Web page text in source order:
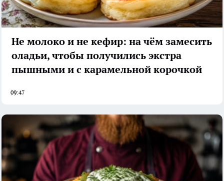
Не молоко и не кефир: на чём замесить
оладьи, чтобы получились экстра
пышными и с карамельной корочкой
09:47